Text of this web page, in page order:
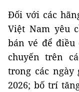
Đối với các
Việt Nam yêu
bán vé để điều
chuyến trên
trong các ngày
2026; bố trí